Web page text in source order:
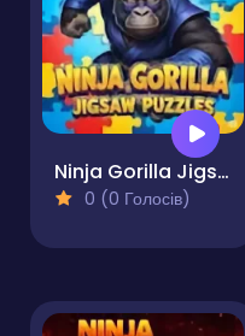
Ninja Gorilla Jigsaw Puzzles
0 (0 Голосів)